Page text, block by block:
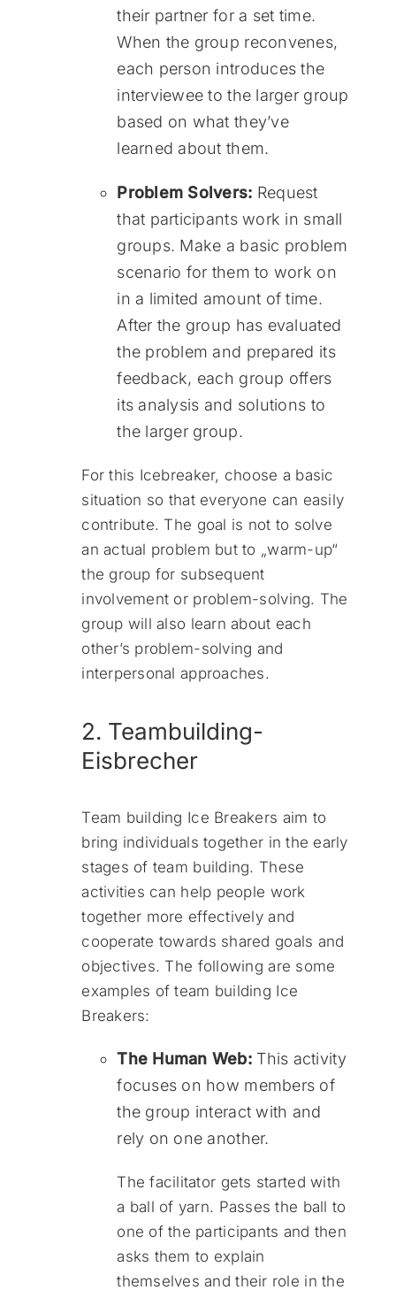
their partner for a set time.
When the group reconvenes,
each person introduces the
interviewee to the larger group
based on what they’ve
learned about them.
Problem Solvers: Request
that participants work in small
groups. Make a basic problem
scenario for them to work on
in a limited amount of time.
After the group has evaluated
the problem and prepared its
feedback, each group offers
its analysis and solutions to
the larger group.
For this Icebreaker, choose a basic
situation so that everyone can easily
contribute. The goal is not to solve
an actual problem but to „warm-up“
the group for subsequent
involvement or problem-solving. The
group will also learn about each
other’s problem-solving and
interpersonal approaches.
2. Teambuilding-
Eisbrecher
Team building Ice Breakers aim to
bring individuals together in the early
stages of team building. These
activities can help people work
together more effectively and
cooperate towards shared goals and
objectives. The following are some
examples of team building Ice
Breakers:
The Human Web: This activity
focuses on how members of
the group interact with and
rely on one another.
The facilitator gets started with
a ball of yarn. Passes the ball to
one of the participants and then
asks them to explain
themselves and their role in the